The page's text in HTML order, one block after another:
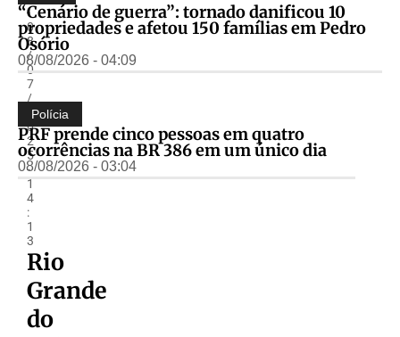
-
0
8
/
0
7
/
2
0
2
5
-
1
4
:
1
3
Rio
Grande
do
“Cenário de guerra”: tornado danificou 10
propriedades e afetou 150 famílias em Pedro
Osório
08/08/2026 - 04:09
Polícia
PRF prende cinco pessoas em quatro
ocorrências na BR 386 em um único dia
08/08/2026 - 03:04